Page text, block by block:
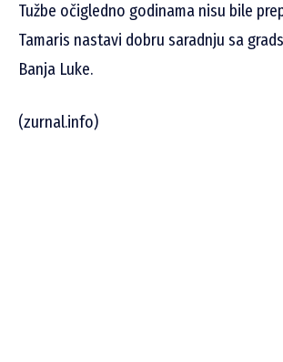
Tužbe očigledno godinama nisu bile
Tamaris nastavi dobru saradnju sa
Banja Luke.
(zurnal.info)